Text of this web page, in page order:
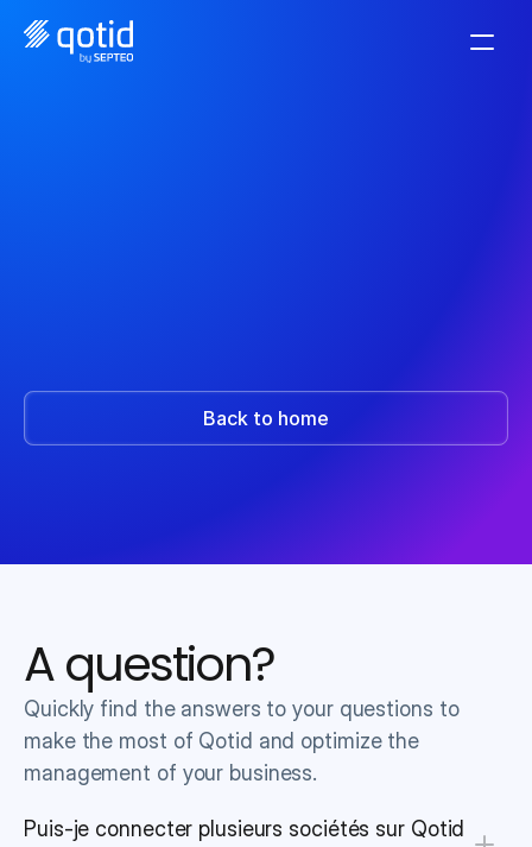
possible.
Back to home
A question?
Quickly find the answers to your questions to
make the most of Qotid and optimize the
management of your business.
Puis-je connecter plusieurs sociétés sur Qotid